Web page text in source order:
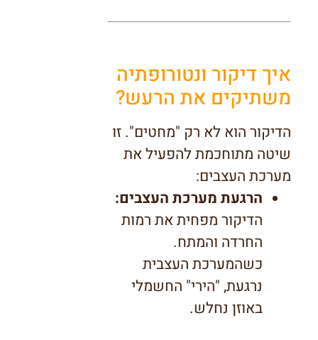
איך דיקור ונטורופתיה
משתיקים את הרעש?
הדיקור הוא לא רק "מחטים". זו
שיטה מתוחכמת להפעיל את
מערכת העצבים:
הרגעת מערכת העצבים:
הדיקור מפחית את רמות
החרדה והמתח.
כשהמערכת העצבית
נרגעת, "הירי" החשמלי
באוזן נחלש.